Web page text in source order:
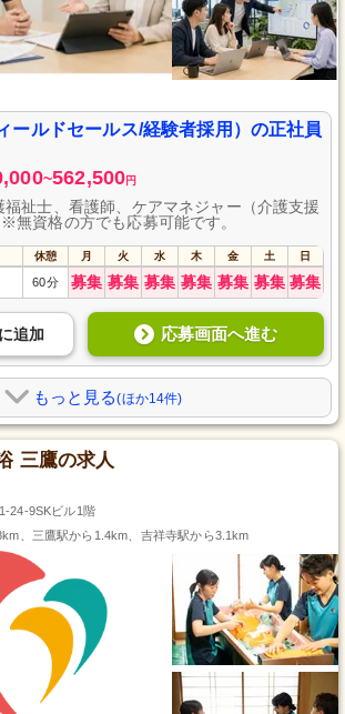
ールドセールス/経験者採用）の正社員
~562,500円
福祉士、看護師、ケアマネジャー（介護支援
無資格の方でも応募可能です。
休憩 月 火 水 木 金 土 日
60分 募集 募集 募集 募集 募集 募集 募集
に追加 応募画面へ進む
もっと見る(ほか14件)
三鷹の求人
24-9SKビル1階
、三鷹駅から1.4km、吉祥寺駅から3.1km